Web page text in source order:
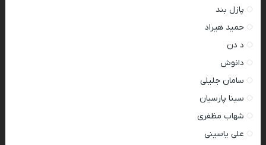
پازل بند
حمید هیراد
د دن
دانوش
سامان جلیلی
سینا پارسیان
شهاب مظفری
علی یاسینی